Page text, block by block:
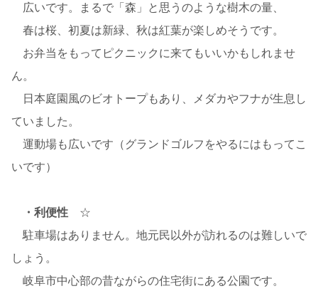
広いです。まるで「森」と思うのような樹木の量、
春は桜、初夏は新緑、秋は紅葉が楽しめそうです。
お弁当をもってピクニックに来てもいいかもしれませ
ん。
日本庭園風のビオトープもあり、メダカやフナが生息し
ていました。
運動場も広いです（グランドゴルフをやるにはもってこ
いです）
・利便性 ☆
駐車場はありません。地元民以外が訪れるのは難しいで
しょう。
岐阜市中心部の昔ながらの住宅街にある公園です。